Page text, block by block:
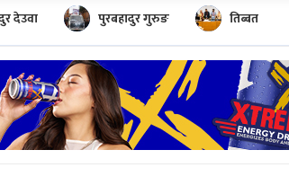
देउवा पुरबहादुर गुरुङ तिब्बत